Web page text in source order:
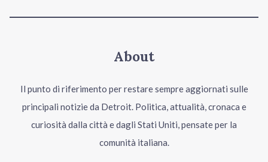
About
Il punto di riferimento per restare sempre aggiornati sulle
principali notizie da Detroit. Politica, attualità, cronaca e
curiosità dalla città e dagli Stati Uniti, pensate per la
comunità italiana.